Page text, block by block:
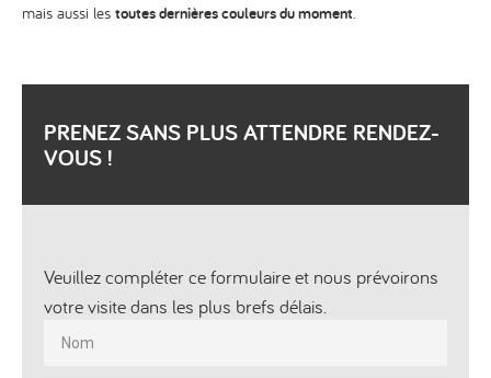
mais aussi les toutes dernières couleurs du moment.
PRENEZ SANS PLUS ATTENDRE RENDEZ-
VOUS !
Veuillez compléter ce formulaire et nous prévoirons
votre visite dans les plus brefs délais.